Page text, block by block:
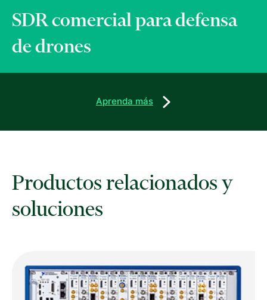
SDR comercial para defensa
de drones
Aprenda más
Productos relacionados y
soluciones